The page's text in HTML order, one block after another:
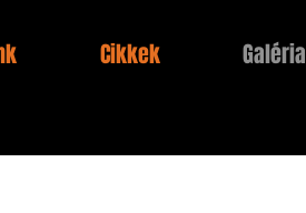
Cikkek Galéria